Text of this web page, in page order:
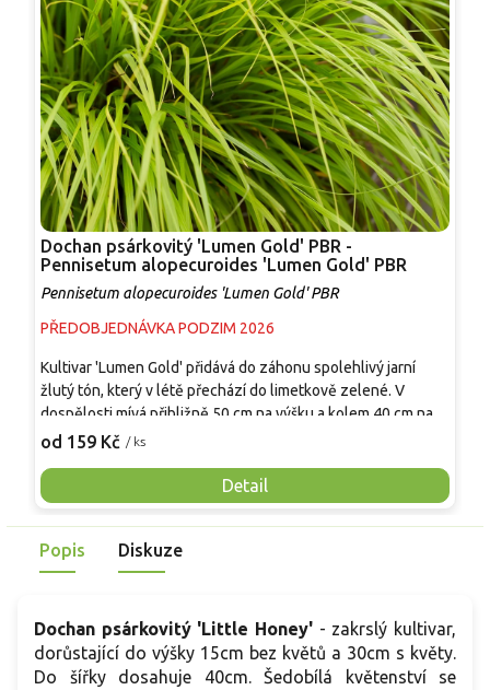
Dochan psárkovitý 'Lumen Gold' PBR -
Pennisetum alopecuroides 'Lumen Gold' PBR
Pennisetum alopecuroides 'Lumen Gold' PBR
PŘEDOBJEDNÁVKA PODZIM 2026
od 159 Kč / ks
Detail
Kultivar 'Lumen Gold' přidává do záhonu spolehlivý jarní
žlutý tón, který v létě přechází do limetkově zelené. V
dospělosti mívá přibližně 50 cm na výšku a kolem 40 cm na
šířku, v době kvetení působí o něco vyšší. Jemné štětinovité
nádobě. Uplatní se v popředí trvalkových záhonů, na okrajích
cest a v miskách na terase, na plné slunce až polostín.
Oproti běžnému dochanu 'Hameln' je výrazně světlejší
olistěním.
Popis Diskuze
Dochan psárkovitý 'Little Honey' - zakrslý kultivar,
dorůstající do výšky 15cm bez květů a 30cm s květy.
Do šířky dosahuje 40cm. Šedobílá květenství se